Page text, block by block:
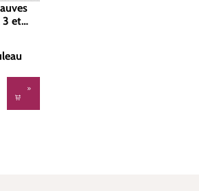
3 et
| Réf.